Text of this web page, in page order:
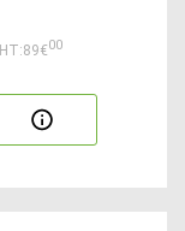
HT:89€00